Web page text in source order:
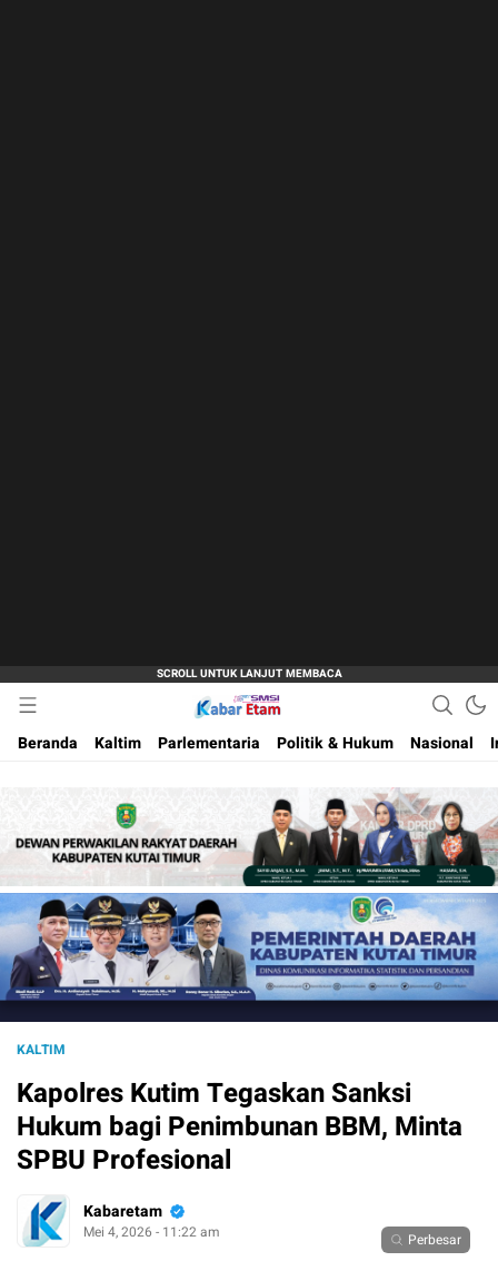
Kabar Etam
Akurat dan Terpercaya
Beranda
Kaltim Parlementaria Politik & Hukum Nasional
KALTIM
Kapolres Kutim Tegaskan Sanksi
Hukum bagi Penimbunan BBM, Minta
SPBU Profesional
Kabaretam
Mei 4, 2026 - 11:22 am Perbesar